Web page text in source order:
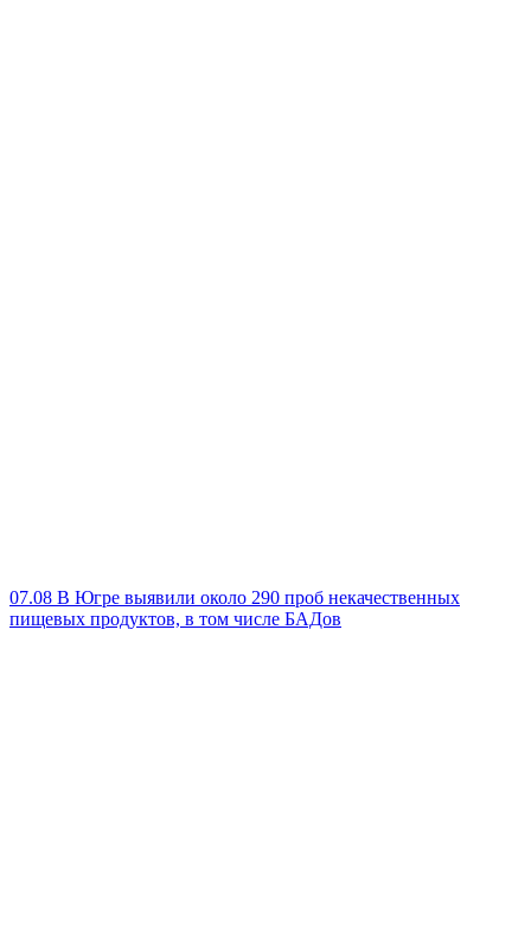
07.08 В Югре выявили около 290 проб некачественных
пищевых продуктов, в том числе БАДов